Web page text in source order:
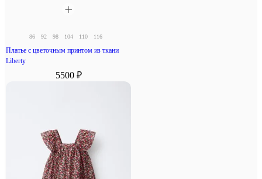
86 92 98 104 110 116
Платье с цветочным принтом из ткани
Liberty
5500 ₽